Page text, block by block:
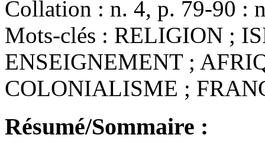
Collation : n. 4, p. 79-90 :
Mots-clés : RELIGION ;
ENSEIGNEMENT ;
COLONIALISME ;
Résumé/Sommaire :